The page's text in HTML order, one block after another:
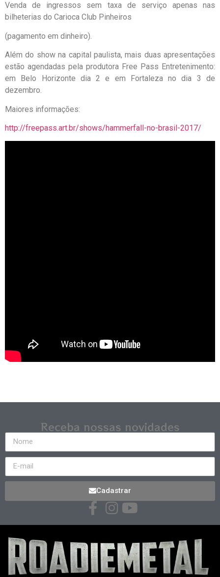
Venda de ingressos sem taxa de serviço apenas nas
bilheterias do Carioca Club Pinheiros
(pagamento em dinheiro).
Além do show na capital paulista, mais duas apresentações
estão agendadas pela produtora Free Pass Entretenimento:
em Belo Horizonte dia 2 e em Fortaleza no dia 3 de
dezembro.
Maiores informações:
http://freepass.art.br/shows/hammerfall-no-brasil-2017/
Receba nossas novidades
Cadastrar